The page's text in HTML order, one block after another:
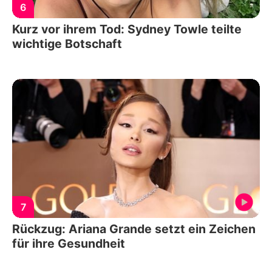
6
Kurz vor ihrem Tod: Sydney Towle teilte
wichtige Botschaft
7
Rückzug: Ariana Grande setzt ein Zeichen
für ihre Gesundheit